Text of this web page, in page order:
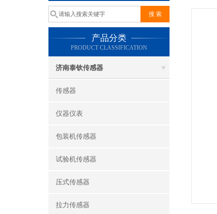
产品分类
PRODUCT CLASSIFICATION
济南泰钦传感器
传感器
仪器仪表
包装机传感器
试验机传感器
压式传感器
拉力传感器